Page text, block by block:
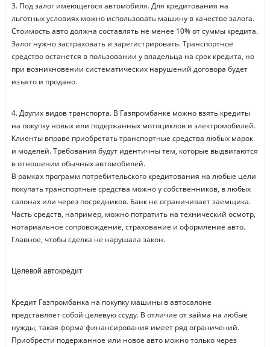
3. Под залог имеющегося автомобиля. Для кредитования на
льготных условиях можно использовать машину в качестве залога.
Стоимость авто должна составлять не менее 10% от суммы кредита.
Залог нужно застраховать и зарегистрировать. Транспортное
средство останется в пользовании у владельца на срок кредита, но
при возникновении систематических нарушений договора будет
изъято и продано.
4. Других видов транспорта. В Газпромбанке можно взять кредиты
на покупку новых или подержанных мотоциклов и электромобилей.
Клиенты вправе приобретать транспортные средства любых марок
и моделей. Требования будут идентичны тем, которые выдвигаются
в отношении обычных автомобилей.
В рамках программ потребительского кредитования на любые цели
покупать транспортные средства можно у собственников, в любых
салонах или через посредников. Банк не ограничивает заемщика.
Часть средств, например, можно потратить на технический осмотр,
нотариальное сопровождение, страхование и оформление авто.
Главное, чтобы сделка не нарушала закон.
Целевой автокредит
Кредит Газпромбанка на покупку машины в автосалоне
представляет собой целевую ссуду. В отличие от займа на любые
нужды, такая форма финансирования имеет ряд ограничений.
Приобрести подержанное или новое авто можно только через